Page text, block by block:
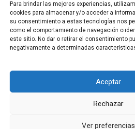
Para brindar las mejores experiencias,
cookies para almacenar y/o acceder a
su consentimiento a estas tecnologías nos
como el comportamiento de navegación o
este sitio. No dar o retirar el consentimiento
negativamente a determinadas
Aceptar
Rechazar
Ver preferencias
©2024 Puntodis Política de
Condiciones Generales